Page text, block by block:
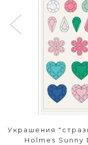
Украшения
Holmes Sunny